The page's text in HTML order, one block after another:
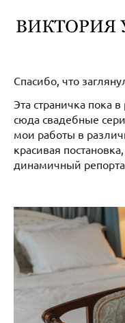
Спасибо, что
Эта страничка пока
сюда свадебные
мои работы в
красивая
динамичный